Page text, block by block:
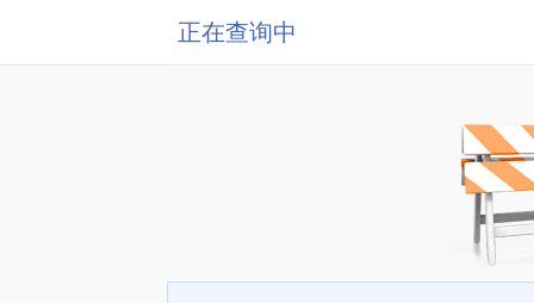
正在查询中